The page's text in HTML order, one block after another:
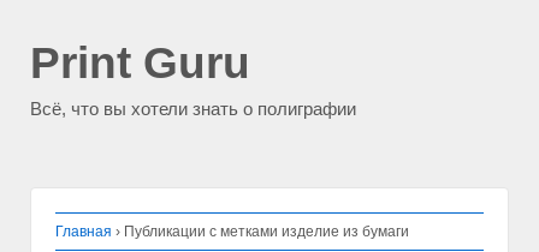
Print Guru
Всё, что вы хотели знать о полиграфии
Главная › Публикации с метками изделие из бумаги